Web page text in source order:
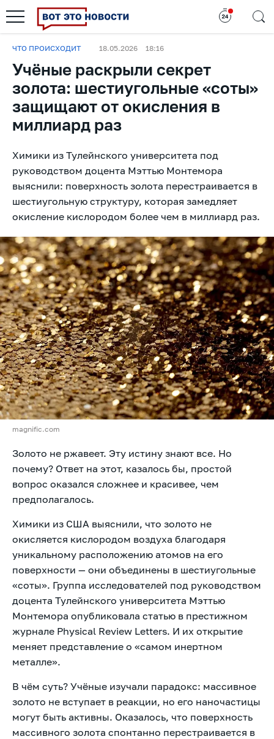
ЧТО ПРОИСХОДИТ 18.05.2026 18:16
Учёные раскрыли секрет
золота: шестиугольные «соты»
защищают от окисления в
миллиард раз
Химики из Тулейнского университета под
руководством доцента Мэттью Монтемора
выяснили: поверхность золота перестраивается в
шестиугольную структуру, которая замедляет
окисление кислородом более чем в миллиард раз.
magnific.com
Золото не ржавеет. Эту истину знают все. Но
почему? Ответ на этот, казалось бы, простой
вопрос оказался сложнее и красивее, чем
предполагалось.
Химики из США выяснили, что золото не
окисляется кислородом воздуха благодаря
уникальному расположению атомов на его
поверхности — они объединены в шестиугольные
«соты». Группа исследователей под руководством
доцента Тулейнского университета Мэттью
Монтемора опубликовала статью в престижном
журнале Physical Review Letters. И их открытие
меняет представление о «самом инертном
металле».
В чём суть? Учёные изучали парадокс: массивное
золото не вступает в реакции, но его наночастицы
могут быть активны. Оказалось, что поверхность
массивного золота спонтанно перестраивается в